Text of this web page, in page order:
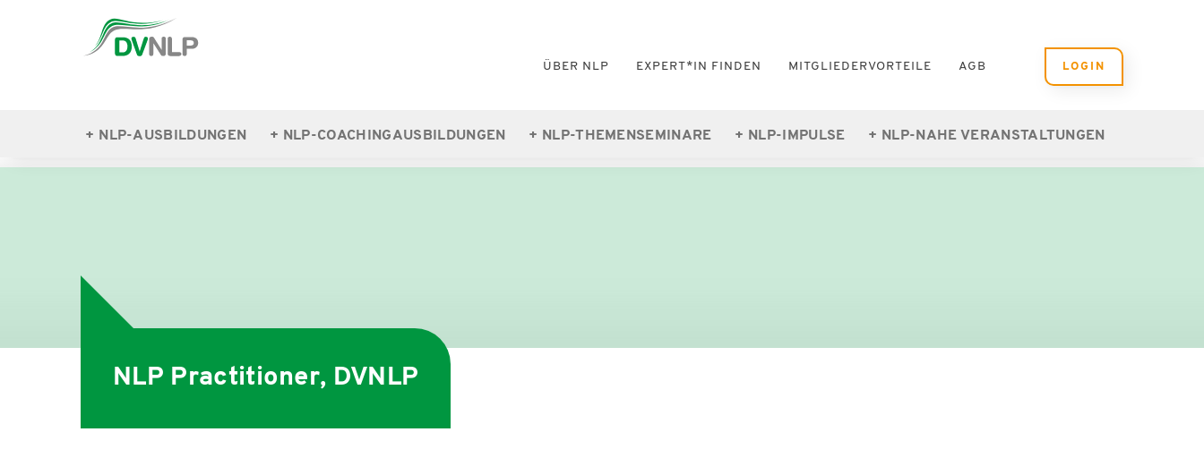
NLP-AUSBILDUNGEN NLP-COACHINGAUSBILDUNGEN NLP-THEMENSEMINARE NLP-IMPULSE NLP-NAHE VERANSTALTUNGEN
ÜBER NLP EXPERT*IN FINDEN MITGLIEDERVORTEILE AGB LOGIN
NLP Practitioner, DVNLP